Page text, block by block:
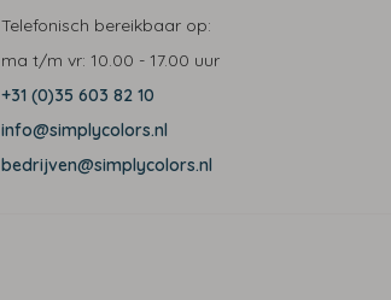
Telefonisch bereikbaar op:
ma t/m vr: 10.00 - 17.00 uur
+31 (0)35 603 82 10
info@simplycolors.nl
bedrijven@simplycolors.nl